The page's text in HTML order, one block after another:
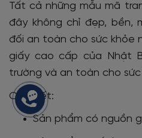
Tất cả những mẫu mã
đây không chỉ đẹp, bền,
đối an toàn cho sức khỏe
giấy cao cấp của Nhật
trường và an toàn cho sức
Cam kết:
Sản phẩm có nguồn